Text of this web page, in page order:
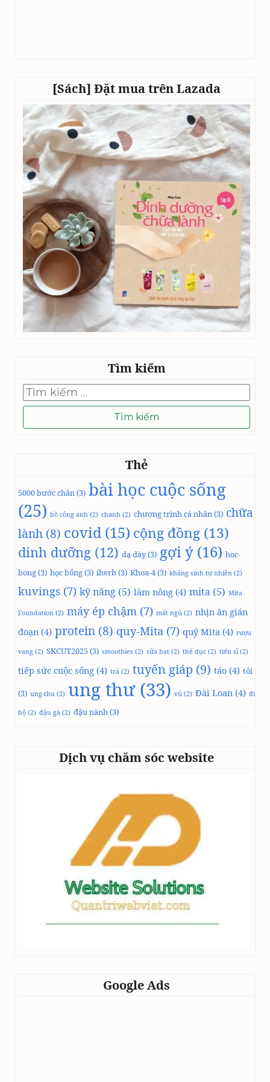
[Sách] Đặt mua trên Lazada
Tìm kiếm
Tìm
kiếm
cho:
Thẻ
5000 bước chân(3) bài học cuộc sống
(25) bồ công anh (2) chanh (2) chương trình cá nhân(3) chữa
lành (8) covid (15) cộng đồng (13)
dinh dưỡng (12) dạ dày(3) gợi ý (16) hoc-
bong(3) học bổng(3) iherb(3) Khoa-4(3) kháng sinh tự nhiên (2)
kuvings (7) kỹ năng (5) làm nông (4) mita (5) Mita
Foundation (2) máy ép chậm (7) mất ngủ (2) nhịn ăn gián
đoạn (4) protein (8) quy-Mita (7) quỹ Mita (4) rượu
vang (2) SKCUT2025(3) smoothies (2) sữa hạt (2) thể dục (2) tiến sĩ(2)
tiếp sức cuộc sống (4) trà (2) tuyến giáp (9) táo (4) tỏi
(3) ung-thu (2) ung thư(33) vú (2) Đài Loan (4) đi
bộ (2) đậu gà (2) đậu nành(3)
Dịch vụ chăm sóc website
Google Ads